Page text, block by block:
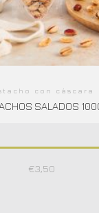
con cáscara
SALADOS
€3,50